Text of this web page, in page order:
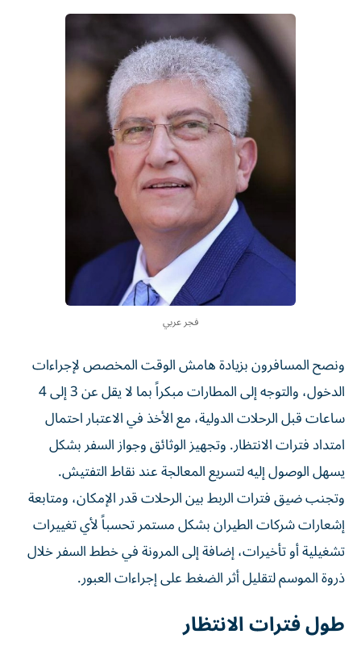
فجر عربي
ونصح المسافرون بزيادة هامش الوقت المخصص لإجراءات
الدخول، والتوجه إلى المطارات مبكراً بما لا يقل عن 3 إلى 4
ساعات قبل الرحلات الدولية، مع الأخذ في الاعتبار احتمال
امتداد فترات الانتظار. وتجهيز الوثائق وجواز السفر بشكل
يسهل الوصول إليه لتسريع المعالجة عند نقاط التفتيش.
وتجنب ضيق فترات الربط بين الرحلات قدر الإمكان، ومتابعة
إشعارات شركات الطيران بشكل مستمر تحسباً لأي تغييرات
تشغيلية أو تأخيرات، إضافة إلى المرونة في خطط السفر خلال
ذروة الموسم لتقليل أثر الضغط على إجراءات العبور.
طول فترات الانتظار